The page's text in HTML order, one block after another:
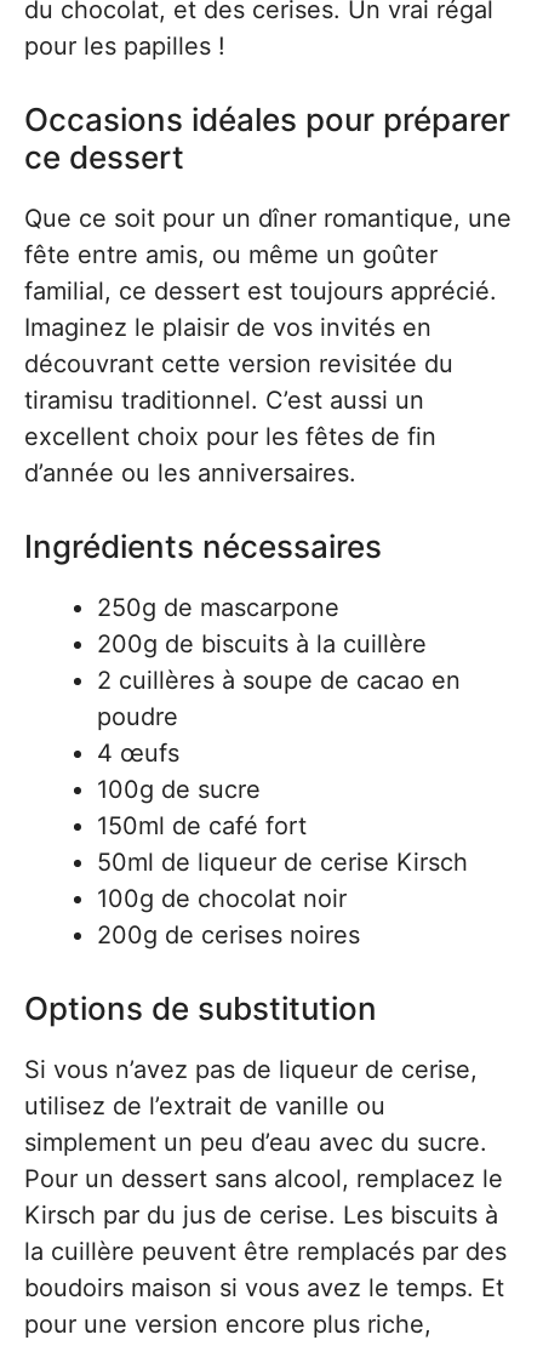
du chocolat, et des cerises. Un vrai régal
pour les papilles !
Occasions idéales pour préparer
ce dessert
Que ce soit pour un dîner romantique, une
fête entre amis, ou même un goûter
familial, ce dessert est toujours apprécié.
Imaginez le plaisir de vos invités en
découvrant cette version revisitée du
tiramisu traditionnel. C’est aussi un
excellent choix pour les fêtes de fin
d’année ou les anniversaires.
Ingrédients nécessaires
250g de mascarpone
200g de biscuits à la cuillère
2 cuillères à soupe de cacao en
poudre
4 œufs
100g de sucre
150ml de café fort
50ml de liqueur de cerise Kirsch
100g de chocolat noir
200g de cerises noires
Options de substitution
Si vous n’avez pas de liqueur de cerise,
utilisez de l’extrait de vanille ou
simplement un peu d’eau avec du sucre.
Pour un dessert sans alcool, remplacez le
Kirsch par du jus de cerise. Les biscuits à
la cuillère peuvent être remplacés par des
boudoirs maison si vous avez le temps. Et
pour une version encore plus riche,